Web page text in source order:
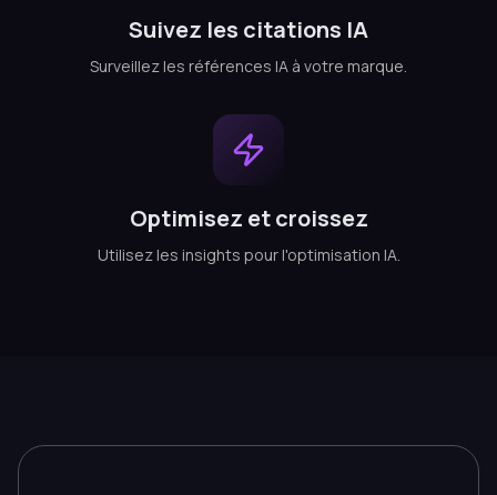
Suivez les citations IA
Surveillez les références IA à votre marque.
Optimisez et croissez
Utilisez les insights pour l'optimisation IA.